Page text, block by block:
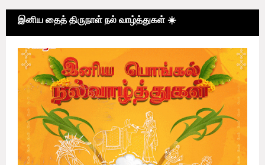
இனிய தைத் திருநாள் நல் வாழ்த்துகள் ☀️